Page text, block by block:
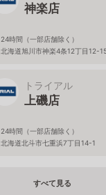
神楽店
24時間（一部店舗除く）
北海道旭川市神楽4条12丁目12-
トライアル
上磯店
24時間（一部店舗除く）
北海道北斗市七重浜7丁目14-1
すべて見る